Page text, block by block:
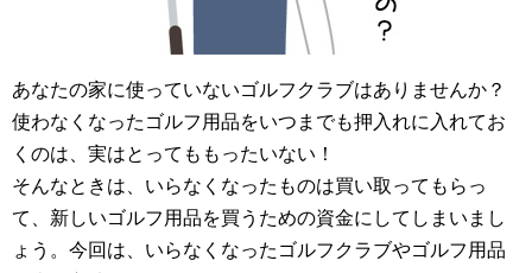
あなたの家に使っていないゴルフクラブはありませんか？
使わなくなったゴルフ用品をいつまでも押入れに入れてお
くのは、実はとってももったいない！
そんなときは、いらなくなったものは買い取ってもらっ
て、新しいゴルフ用品を買うための資金にしてしまいまし
ょう。今回は、いらなくなったゴルフクラブやゴルフ用品